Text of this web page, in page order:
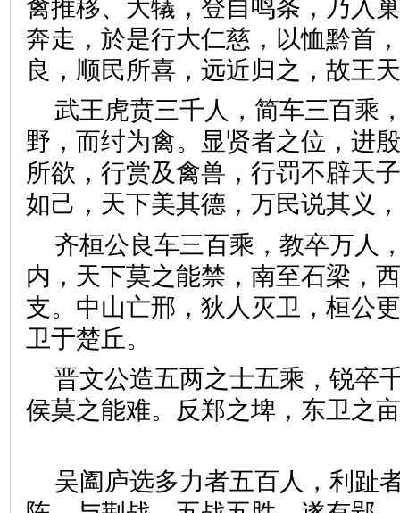
禽推移、大犠，登自鸣条，乃入
奔走，於是行大仁慈，以恤黔首
良，顺民所喜，远近归之，
武王虎贲三千人，简车三百乘
野，而纣为禽。显贤者之位，进
所欲，行赏及禽兽，行罚不辟天
如己，天下美其德，万民说其
齐桓公良车三百乘，教卒万人
内，天下莫之能禁，南至石梁，
支。中山亡邢，狄人灭卫，桓公
卫于楚丘。
晋文公造五两之士五乘，锐卒
侯莫之能难。反郑之埤，东卫之
吴阖庐选多力者五百人，利趾